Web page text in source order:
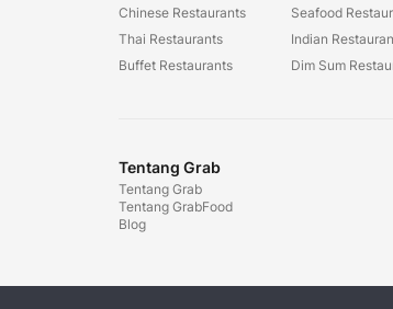
Chinese Restaurants
Thai Restaurants
Buffet Restaurants
Seafood
Indian
Dim Sum
Tentang Grab
Tentang Grab
Tentang GrabFood
Blog